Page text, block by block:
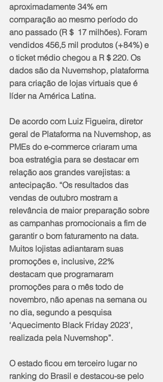
aproximadamente 34% em
comparação ao mesmo período do
ano passado (R＄ 17 milhões). Foram
vendidos 456,5 mil produtos (+84%) e
o ticket médio chegou a R＄220. Os
dados são da Nuvemshop, plataforma
para criação de lojas virtuais que é
líder na América Latina.
De acordo com Luiz Figueira, diretor
geral de Plataforma na Nuvemshop, as
PMEs do e-commerce criaram uma
boa estratégia para se destacar em
relação aos grandes varejistas: a
antecipação. “Os resultados das
vendas de outubro mostram a
relevância de maior preparação sobre
as campanhas promocionais a fim de
garantir o bom faturamento na data.
Muitos lojistas adiantaram suas
promoções e, inclusive, 22%
destacam que programaram
promoções para o mês todo de
novembro, não apenas na semana ou
no dia, segundo a pesquisa
‘Aquecimento Black Friday 2023’,
realizada pela Nuvemshop”.
O estado ficou em terceiro lugar no
ranking do Brasil e destacou-se pelo